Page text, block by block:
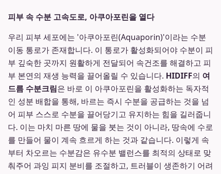
피부 속 수분 고속도로, 아쿠아포린을 열다
우리 피부 세포에는 '아쿠아포린(Aquaporin)'이라는 수분
이동 통로가 존재합니다. 이 통로가 활성화되어야 수분이 피
부 깊숙한 곳까지 원활하게 전달되어 속건조를 해결하고 피
부 본연의 재생 능력을 끌어올릴 수 있습니다. HIDIFF의 여
드름 수분크림은 바로 이 아쿠아포린을 활성화하는 독자적
인 성분 배합을 통해, 바르는 즉시 수분을 공급하는 것을 넘
어 피부 스스로 수분을 끌어당기고 유지하는 힘을 길러줍니
다. 이는 마치 마른 땅에 물을 붓는 것이 아니라, 땅속에 수로
를 만들어 물이 계속 흐르게 하는 것과 같습니다. 이렇게 속
부터 차오르는 수분감은 유수분 밸런스를 최적의 상태로 맞
춰주어 과잉 피지 분비를 조절하고, 트러블이 생존하기 어려